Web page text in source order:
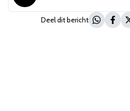
Deel dit bericht